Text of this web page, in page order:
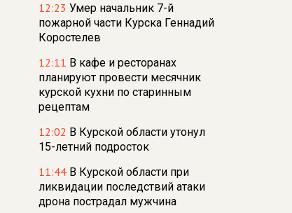
12:23 Умер начальник 7-й
пожарной части Курска Геннадий
Коростелев
12:11 В кафе и ресторанах
планируют провести месячник
курской кухни по старинным
рецептам
12:02 В Курской области утонул
15-летний подросток
11:44 В Курской области при
ликвидации последствий атаки
дрона пострадал мужчина